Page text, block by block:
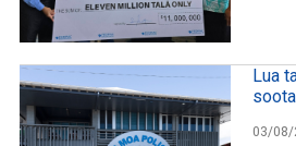
Lua
03/08/